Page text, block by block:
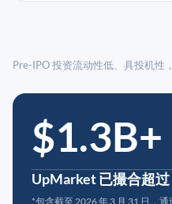
Pre-IPO 投资流动性低、具投机性
$1.3B+
UpMarket 已撮合超
*包含截至 2026 年 3 月 31 日，